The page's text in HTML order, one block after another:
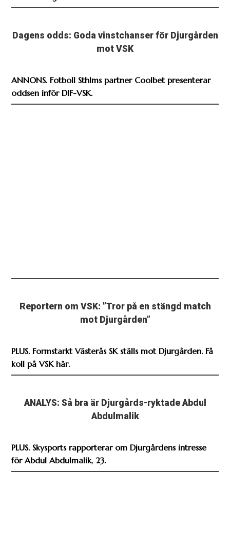
Dagens odds: Goda vinstchanser för Djurgården
mot VSK
ANNONS. Fotboll Sthlms partner Coolbet presenterar
oddsen inför DIF-VSK.
Reportern om VSK: ”Tror på en stängd match
mot Djurgården”
PLUS. Formstarkt Västerås SK ställs mot Djurgården. Få
koll på VSK här.
ANALYS: Så bra är Djurgårds-ryktade Abdul
Abdulmalik
PLUS. Skysports rapporterar om Djurgårdens intresse
för Abdul Abdulmalik, 23.